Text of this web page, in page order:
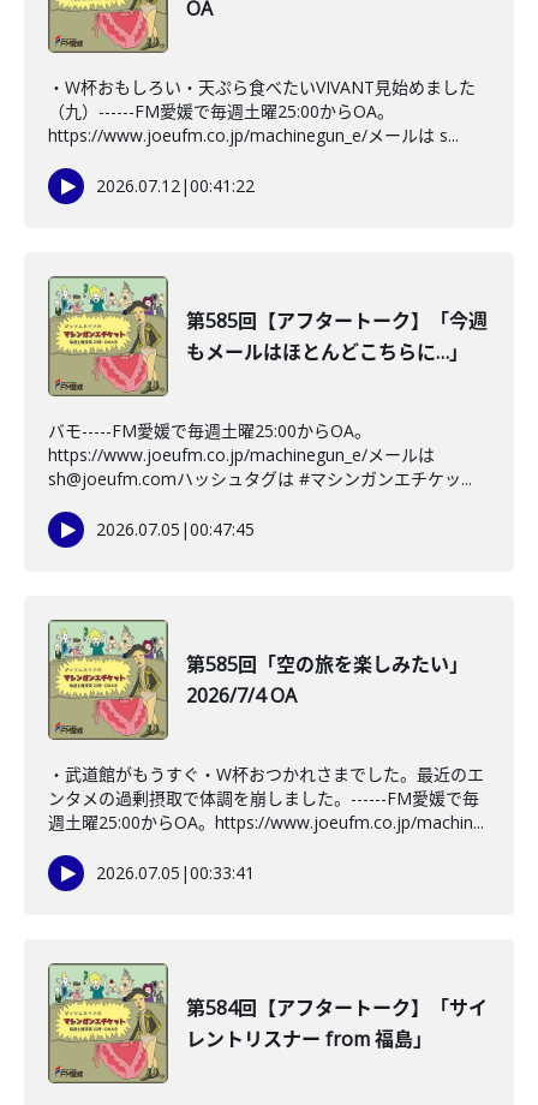
OA
・W杯おもしろい・天ぷら食べたいVIVANT見始めました
（九）------FM愛媛で毎週土曜25:00からOA。
https://www.joeufm.co.jp/machinegun_e/メールは s...
2026.07.12|00:41:22
第585回【アフタートーク】「今週
もメールはほとんどこちらに…」
バモ-----FM愛媛で毎週土曜25:00からOA。
https://www.joeufm.co.jp/machinegun_e/メールは
sh@joeufm.comハッシュタグは #マシンガンエチケッ...
2026.07.05 |00:47:45
第585回「空の旅を楽しみたい」
2026/7/4 OA
・武道館がもうすぐ・W杯おつかれさまでした。最近のエ
ンタメの過剰摂取で体調を崩しました。------FM愛媛で毎
週土曜25:00からOA。https://www.joeufm.co.jp/machin...
2026.07.05 |00:33:41
第584回【アフタートーク】「サイ
レントリスナー from 福島」